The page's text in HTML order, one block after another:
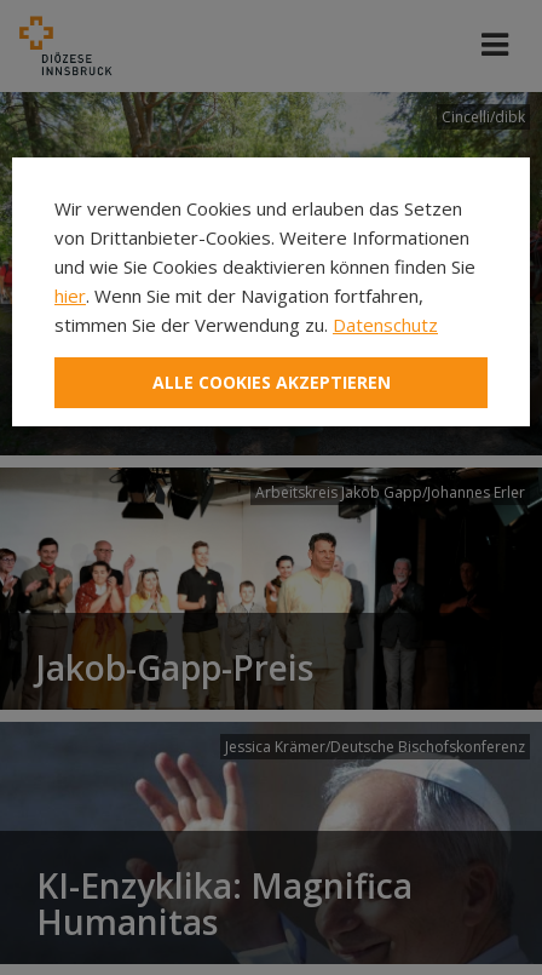
Cincelli/dibk
Neuer Pilgerweg Via
Laudato si’
Arbeitskreis Jakob Gapp/Johannes Erler
Jakob-Gapp-Preis
Jessica Krämer/Deutsche Bischofskonferenz
KI-Enzyklika: Magnifica
Humanitas
Wir verwenden Cookies und erlauben das Setzen
von Drittanbieter-Cookies. Weitere Informationen
und wie Sie Cookies deaktivieren können finden Sie
hier. Wenn Sie mit der Navigation fortfahren,
stimmen Sie der Verwendung zu. Datenschutz
ALLE COOKIES AKZEPTIEREN